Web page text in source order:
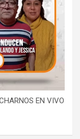
EN VIVO